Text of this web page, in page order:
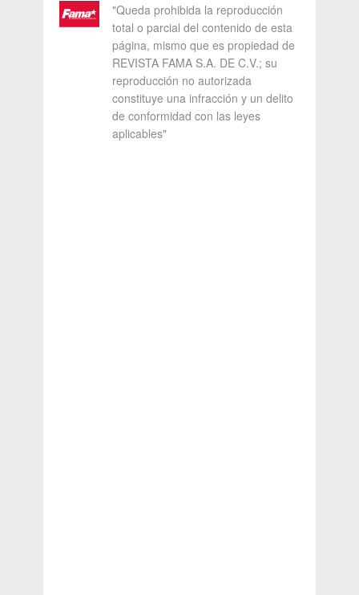
"Queda prohibida la reproducción
total o parcial del contenido de esta
página, mismo que es propiedad de
REVISTA FAMA S.A. DE C.V.; su
reproducción no autorizada
constituye una infracción y un delito
de conformidad con las leyes
aplicables"